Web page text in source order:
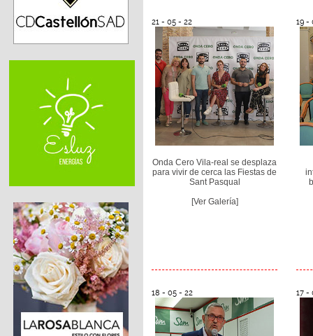
21 - 05 - 22
Onda Cero Vila-real se desplaza
para vivir de cerca las Fiestas de
Sant Pasqual
[Ver Galería]
19 -
18 - 05 - 22 17 -